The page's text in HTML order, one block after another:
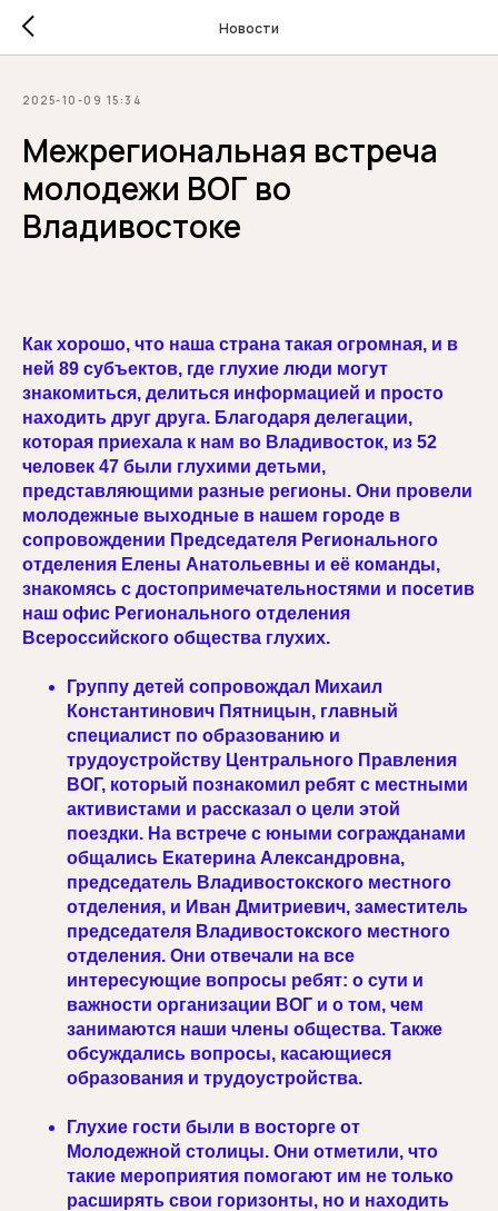
Новости
2025-10-09 15:34
Межрегиональная встреча
молодежи ВОГ во
Владивостоке
Как хорошо, что наша страна такая огромная, и в
ней 89 субъектов, где глухие люди могут
знакомиться, делиться информацией и просто
находить друг друга. Благодаря делегации,
которая приехала к нам во Владивосток, из 52
человек 47 были глухими детьми,
представляющими разные регионы. Они провели
молодежные выходные в нашем городе в
сопровождении Председателя Регионального
отделения Елены Анатольевны и её команды,
знакомясь с достопримечательностями и посетив
наш офис Регионального отделения
Всероссийского общества глухих.
Группу детей сопровождал Михаил
Константинович Пятницын, главный
специалист по образованию и
трудоустройству Центрального Правления
ВОГ, который познакомил ребят с местными
активистами и рассказал о цели этой
поездки. На встрече с юными согражданами
общались Екатерина Александровна,
председатель Владивостокского местного
отделения, и Иван Дмитриевич, заместитель
председателя Владивостокского местного
отделения. Они отвечали на все
интересующие вопросы ребят: о сути и
важности организации ВОГ и о том, чем
занимаются наши члены общества. Также
обсуждались вопросы, касающиеся
образования и трудоустройства.
Глухие гости были в восторге от
Молодежной столицы. Они отметили, что
такие мероприятия помогают им не только
расширять свои горизонты, но и находить